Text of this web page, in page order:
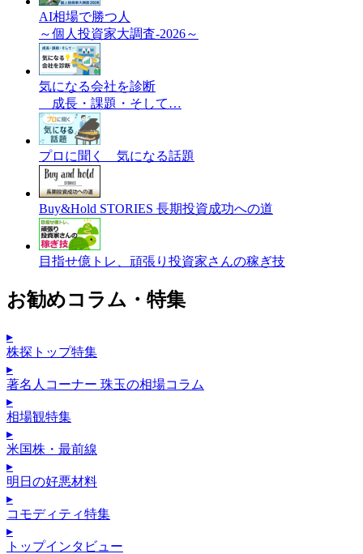
AI相場で勝つ人
～個人投資家大調査-2026～
気になる会社を診断
成長・課題・そして…
プロに聞く 気になる話題
Buy&Hold STORIES 長期投資成功への道
目指せ億トレ、頑張り投資家さんの稼ぎ技
お勧めコラム・特集
▸
株探トップ特集
▸
著名人コーナー 珠玉の相場コラム
▸
相場観特集
▸
米国株・最前線
▸
明日の好悪材料
▸
コモディティ特集
▸
トップインタビュー